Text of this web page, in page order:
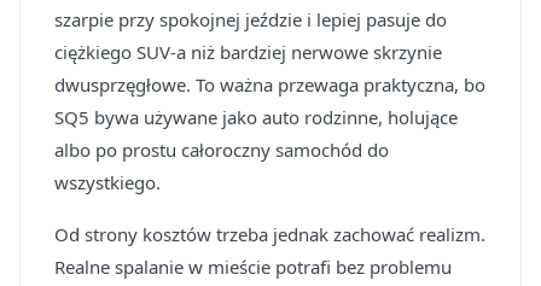
szarpie przy spokojnej jeździe i lepiej pasuje do
ciężkiego SUV-a niż bardziej nerwowe skrzynie
dwusprzęgłowe. To ważna przewaga praktyczna, bo
SQ5 bywa używane jako auto rodzinne, holujące
albo po prostu całoroczny samochód do
wszystkiego.
Od strony kosztów trzeba jednak zachować realizm.
Realne spalanie w mieście potrafi bez problemu